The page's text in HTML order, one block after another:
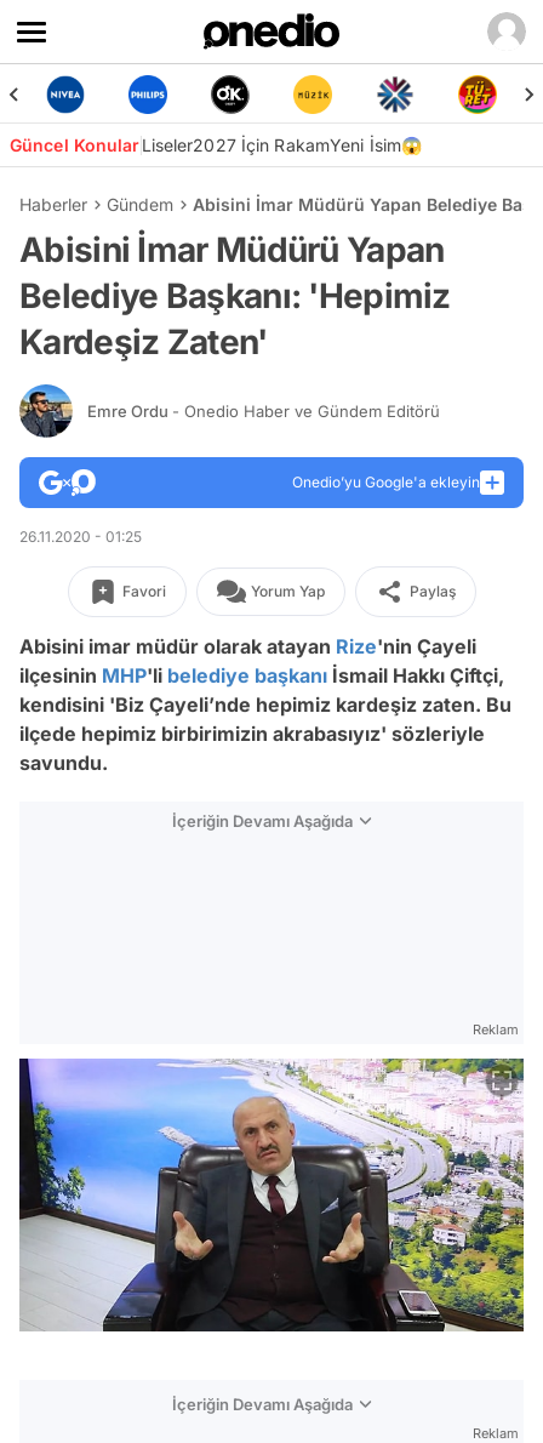
Güncel KonularLiseler2027 İçin RakamYeni İsim😱
Haberler Gündem Abisini İmar Müdürü Yapan Belediye
Abisini İmar Müdürü Yapan
Belediye Başkanı: 'Hepimiz
Kardeşiz Zaten'
Emre Ordu - Onedio Haber ve Gündem Editörü
Onedio’yu Google'a ekleyin
26.11.2020 - 01:25
Favori Yorum Yap Paylaş
Abisini imar müdür olarak atayan Rize'nin Çayeli
ilçesinin MHP'li belediye başkanı İsmail Hakkı Çiftçi,
kendisini 'Biz Çayeli’nde hepimiz kardeşiz zaten. Bu
ilçede hepimiz birbirimizin akrabasıyız' sözleriyle
savundu.
İçeriğin Devamı Aşağıda
Reklam
İçeriğin Devamı Aşağıda
Reklam